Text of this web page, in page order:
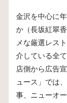
金沢を中心に
か（長坂紅翠
メな厳選レス
介している全
店側から広告
ュース」では
事、ニューオ